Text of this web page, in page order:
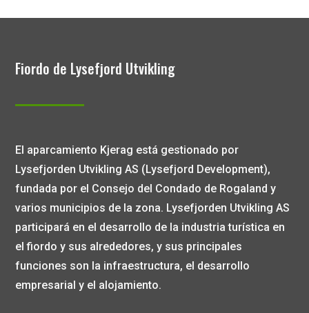
Fiordo de Lysefjord Utvikling
El aparcamiento Kjerag está gestionado por
Lysefjorden Utvikling AS (Lysefjord Development),
fundada por el Consejo del Condado de Rogaland y
varios municipios de la zona. Lysefjorden Utvikling AS
participará en el desarrollo de la industria turística en
el fiordo y sus alrededores, y sus principales
funciones son la infraestructura, el desarrollo
empresarial y el alojamiento.